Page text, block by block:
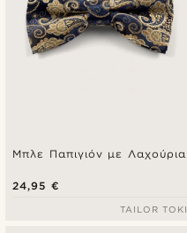
Μπλε Παπιγιόν με Λαχούρια
24,95 €
TAILOR TOKI